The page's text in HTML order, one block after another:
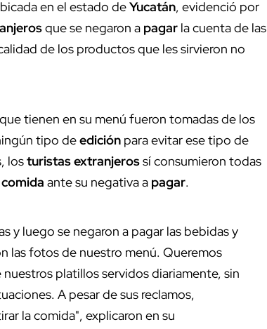
en el estado deYucatán, evidenció por
que se negaron a pagar la cuenta de las
de los productos que les sirvieron no
tienen en su menú fueron tomadas de los
tipo deedición para evitar ese tipo de
losturistasextranjerossí consumieron todas
comida ante su negativa a pagar.
y luego se negaron a pagar las bebidas y
las fotos de nuestro menú. Queremos
platillos servidos diariamente, sin
A pesar de sus reclamos,
la comida", explicaron en su